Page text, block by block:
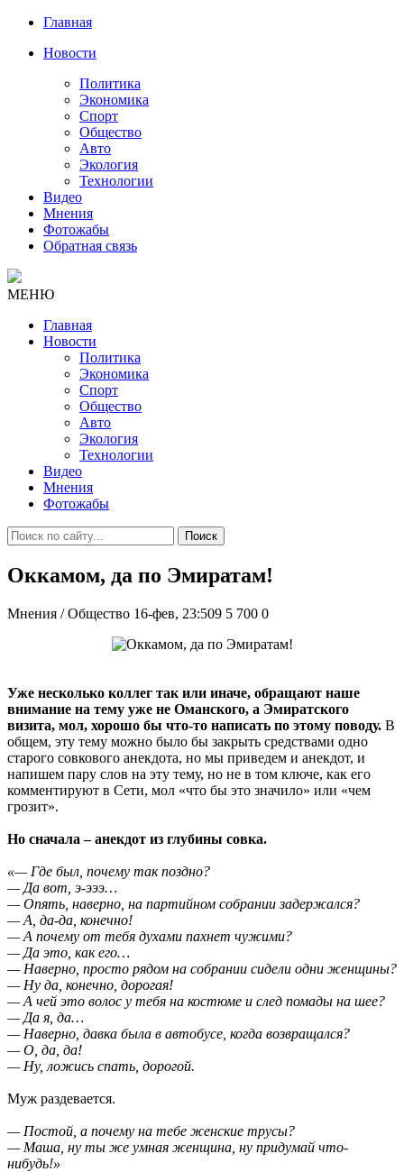
Главная
Новости
Политика
Экономика
Спорт
Общество
Авто
Экология
Технологии
Видео
Мнения
Фотожабы
Обратная связь
МЕНЮ
Главная
Новости
Политика
Экономика
Спорт
Общество
Авто
Экология
Технологии
Видео
Мнения
Фотожабы
Поиск
Оккамом, да по Эмиратам!
Мнения / Общество 16-фев, 23:509 5 700 0
Уже несколько коллег так или иначе, обращают наше
внимание на тему уже не Оманского, а Эмиратского
визита, мол, хорошо бы что-то написать по этому поводу. В
общем, эту тему можно было бы закрыть средствами одно
старого совкового анекдота, но мы приведем и анекдот, и
напишем пару слов на эту тему, но не в том ключе, как его
комментируют в Сети, мол «что бы это значило» или «чем
грозит».
Но сначала – анекдот из глубины совка.
«— Где был, почему так поздно?
— Да вот, э-эээ…
— Опять, наверно, на партийном собрании задержался?
— А, да-да, конечно!
— А почему от тебя духами пахнет чужими?
— Да это, как его…
— Наверно, просто рядом на собрании сидели одни женщины?
— Ну да, конечно, дорогая!
— А чей это волос у тебя на костюме и след помады на шее?
— Да я, да…
— Наверно, давка была в автобусе, когда возвращался?
— О, да, да!
— Ну, ложись спать, дорогой.
Муж раздевается.
— Постой, а почему на тебе женские трусы?
— Маша, ну ты же умная женщина, ну придумай что-
нибудь!»